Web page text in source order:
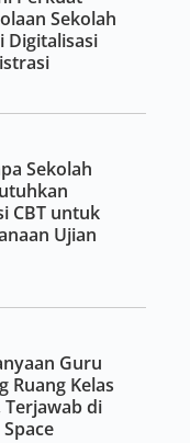
Sekolah
Digitalisasi
Sekolah
CBT untuk
Ujian
Guru
Ruang Kelas
Terjawab di